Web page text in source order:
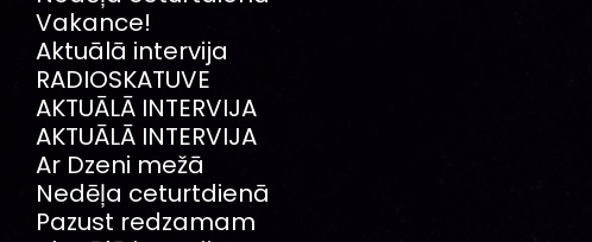
Vakance!
Aktuālā intervija
RADIOSKATUVE
AKTUĀLĀ INTERVIJA
AKTUĀLĀ INTERVIJA
Ar Dzeni mežā
Nedēļa ceturtdienā
Pazust redzamam